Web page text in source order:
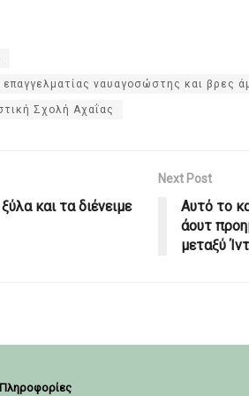
επαγγελματίας ναυαγοσώστης και βρες
Σχολή Αχαΐας
και τα διένειμε
Next Post
Αυτό το
άουτ
μεταξύ
Πληροφορίες